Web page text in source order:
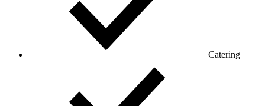
Catering